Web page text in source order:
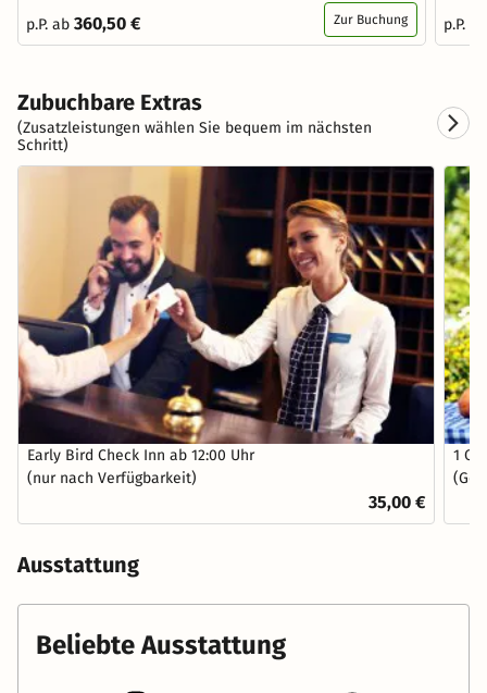
p.P. ab 360,50 € Zur Buchung p.P.
Zubuchbare Extras
(Zusatzleistungen wählen Sie bequem im nächsten
Schritt)
Early Bird Check Inn ab 12:00 Uhr
(nur nach Verfügbarkeit)
35,00 €
1
Ausstattung
Beliebte Ausstattung